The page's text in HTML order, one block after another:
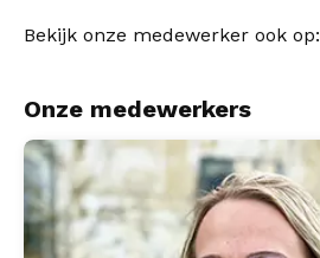
Bekijk onze medewerker ook op:
Onze medewerkers